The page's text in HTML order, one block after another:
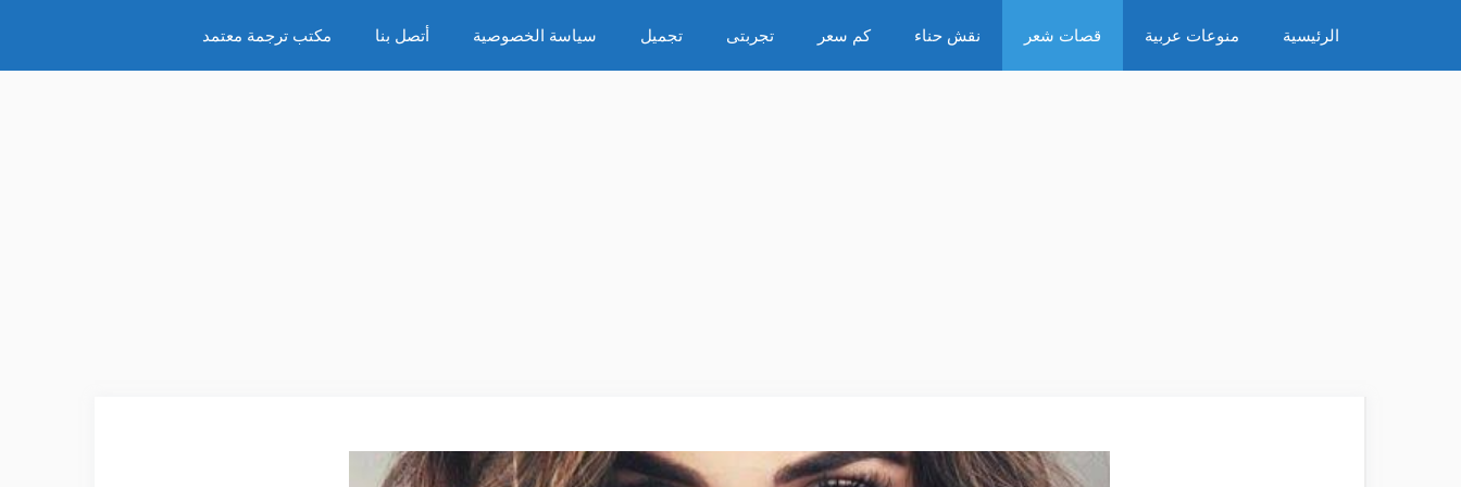
المحتوى
الرئيسية منوعات عربية قصات شعر نقش حناء كم سعر تجربتى تجميل سياسة الخصوصية أتصل بنا مكتب ترجمة معتمد